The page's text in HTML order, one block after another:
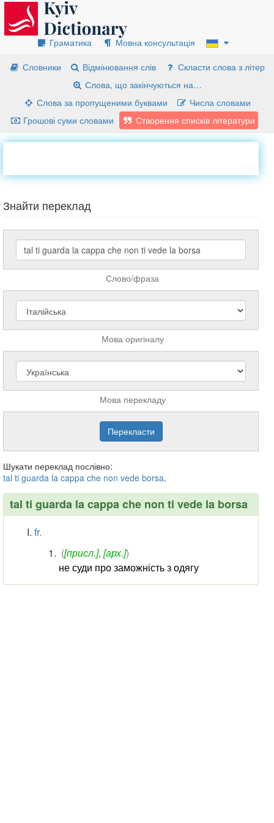
Граматика
Мовна консультація
Словники
Відмінювання слів
Скласти слова з літер
Слова, що закінчуються на…
Слова за пропущеними буквами
Числа словами
Грошові суми словами
Створення списків літератури
Знайти переклад
Слово/фраза
Мова оригіналу
Мова перекладу
Шукати переклад послівно:
tal ti guarda la cappa che non vede borsa.
tal ti guarda la cappa che non ti vede la borsa
fr.
([присл.], [арх.])
не суди про заможність з одягу